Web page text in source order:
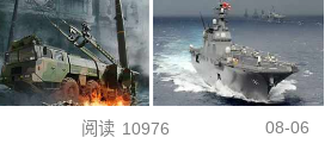
阅读 10976 08-06